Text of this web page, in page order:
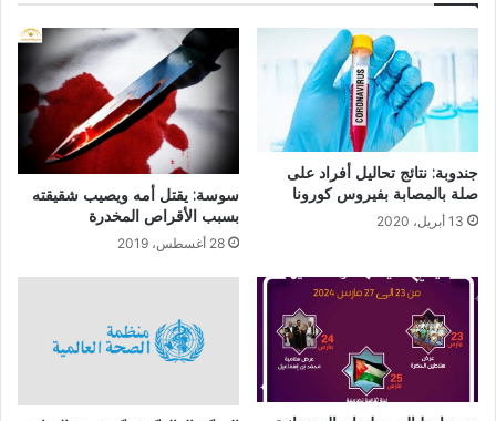
جندوبة: نتائج تحاليل أفراد على
صلة بالمصابة بفيروس كورونا
13 أبريل، 2020
سوسة: يقتل أمه ويصيب شقيقته
بسبب الأقراص المخدرة
28 أغسطس، 2019